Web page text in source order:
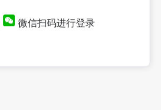
微信扫码进行登录